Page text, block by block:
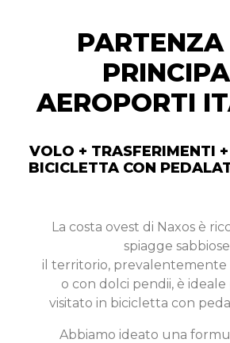
AEROPORTI
VOLO + TRASFERIMENTI
BICICLETTA CON
La costa ovest di Naxos è
spiagge
il territorio, prevalentemente
o con dolci pendii, è ideale
visitato in bicicletta con
Abbiamo ideato una